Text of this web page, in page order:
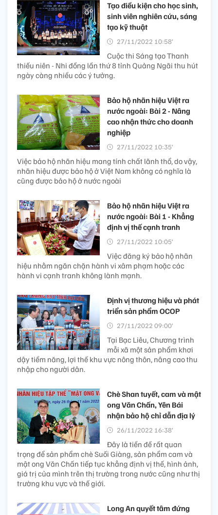
Tạo điều kiện cho học sinh,
sinh viên nghiên cứu, sáng
tạo kỹ thuật
27/11/2022 10:58’
Cuộc thi Sáng tạo Thanh
thiếu niên - Nhi đồng lần thứ 8 tỉnh Quảng Ngãi thu hút
ngày càng nhiều các ý tưởng.
Bảo hộ nhãn hiệu Việt ra
nước ngoài: Bài 2 - Nâng
cao nhận thức cho doanh
nghiệp
27/11/2022 10:35’
Việc bảo hộ nhãn hiệu mang tính chất lãnh thổ, do vậy,
nhãn hiệu được bảo hộ ở Việt Nam không có nghĩa là
cũng được bảo hộ ở nước ngoài
Bảo hộ nhãn hiệu Việt ra
nước ngoài: Bài 1 - Khẳng
định vị thế cạnh tranh
27/11/2022 10:05’
Việc đăng ký bảo hộ nhãn
hiệu nhằm ngăn chặn hành vi xâm phạm hoặc các
hành vi cạnh tranh không lành mạnh.
Định vị thương hiệu và phát
triển sản phẩm OCOP
27/11/2022 09:00’
Tại Bạc Liêu, Chương trình
mỗi xã một sản phẩm khơi
dậy tiềm năng, lợi thế khu vực nông thôn, nâng cao thu
nhập cho người dân.
Chè Shan tuyết, cam và mật
ong Văn Chấn, Yên Bái
nhận bảo hộ chỉ dẫn địa lý
26/11/2022 16:38’
Đây là tiền đề rất quan
trọng để sản phẩm chè Suối Giàng, sản phẩm cam và
mật ong Văn Chấn tiếp tục khẳng định vị thế, hình ảnh,
giá trị của mình trên thị trường trong nước cũng như thị
trường khu vực và thế giới.
Long An quyết tâm đứng